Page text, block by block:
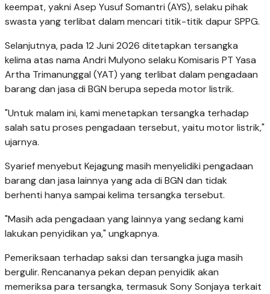
keempat, yakni Asep Yusuf Somantri (AYS), selaku pihak
swasta yang terlibat dalam mencari titik-titik dapur SPPG.
Selanjutnya, pada 12 Juni 2026 ditetapkan tersangka
kelima atas nama Andri Mulyono selaku Komisaris PT Yasa
Artha Trimanunggal (YAT) yang terlibat dalam pengadaan
barang dan jasa di BGN berupa sepeda motor listrik.
"Untuk malam ini, kami menetapkan tersangka terhadap
salah satu proses pengadaan tersebut, yaitu motor listrik,"
ujarnya.
Syarief menyebut Kejagung masih menyelidiki pengadaan
barang dan jasa lainnya yang ada di BGN dan tidak
berhenti hanya sampai kelima tersangka tersebut.
"Masih ada pengadaan yang lainnya yang sedang kami
lakukan penyidikan ya," ungkapnya.
Pemeriksaan terhadap saksi dan tersangka juga masih
bergulir. Rencananya pekan depan penyidik akan
memeriksa para tersangka, termasuk Sony Sonjaya terkait